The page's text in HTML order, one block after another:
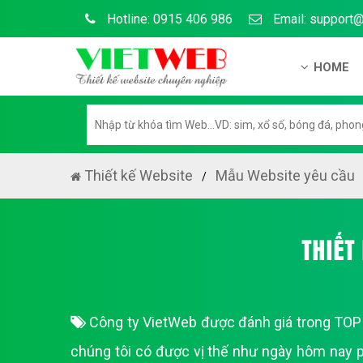
Hotline: 0915 406 986 Email:
HOME
Hướng
Tuyển
Chính
Chính
Chính
Thiết kế Website Mẫu Website yêu cầu
Công ty VietWeb được đánh giá trong
chúng tôi có được vị thế như ngày hôm nay